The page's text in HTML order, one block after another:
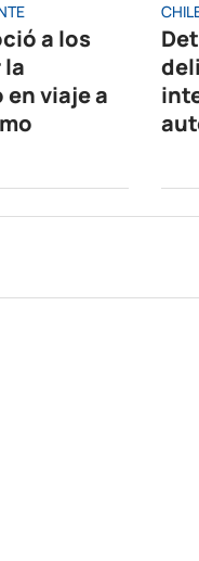
a los
viaje a